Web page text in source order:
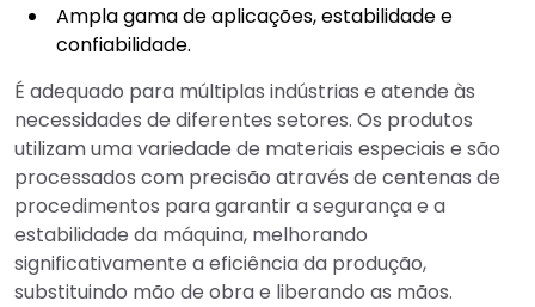
Ampla gama de aplicações, estabilidade e
confiabilidade.
É adequado para múltiplas indústrias e atende às
necessidades de diferentes setores. Os produtos
utilizam uma variedade de materiais especiais e são
processados com precisão através de centenas de
procedimentos para garantir a segurança e a
estabilidade da máquina, melhorando
significativamente a eficiência da produção,
substituindo mão de obra e liberando as mãos.